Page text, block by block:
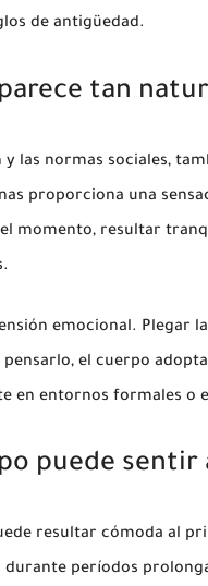
de antigüedad.
tan
y las normas sociales,
proporciona una
el momento, resultar
emocional. Plegar
el cuerpo
en entornos formales o
puede sentir
resultar cómoda al
durante períodos